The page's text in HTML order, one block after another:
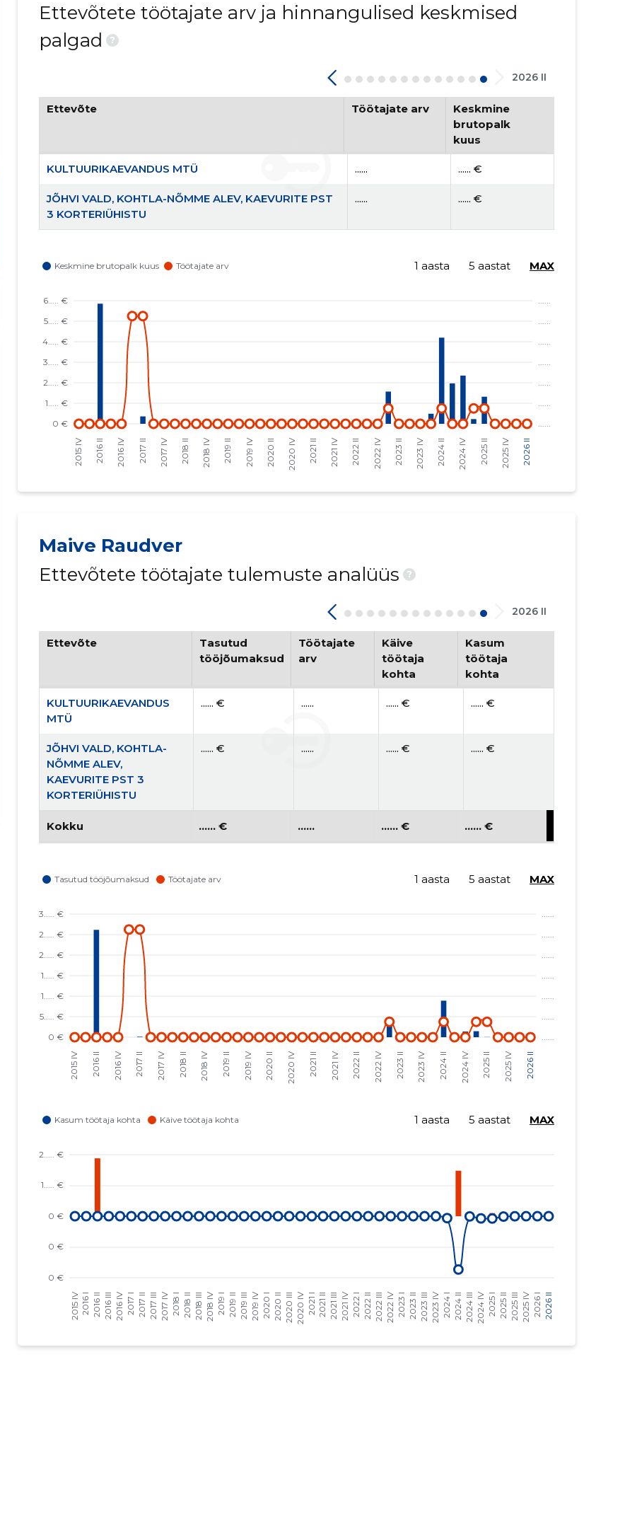
Ettevõtete töötajate arv ja hinnangulised keskmised
palgad
?
2026 II
Ettevõte Töötajate arv
Keskmine
brutopalk
kuus
KULTUURIKAEVANDUS MTÜ ...... ...... €
JÕHVI VALD, KOHTLA-NÕMME ALEV, KAEVURITE PST
3 KORTERIÜHISTU
...... ...... €
1 aasta 5 aastat MAX
Maive Raudver
Ettevõtete töötajate tulemuste analüüs
?
2026 II
Ettevõte
Tasutud
tööjõumaksud
Töötajate
arv
Käive
töötaja
kohta
Kasum
töötaja
kohta
KULTUURIKAEVANDUS
MTÜ
...... € ...... ...... € ...... €
JÕHVI VALD, KOHTLA-
NÕMME ALEV,
KAEVURITE PST 3
KORTERIÜHISTU
...... € ...... ...... € ...... €
Kokku ...... € ...... ...... € ...... €
1 aasta 5 aastat MAX
1 aasta 5 aastat MAX